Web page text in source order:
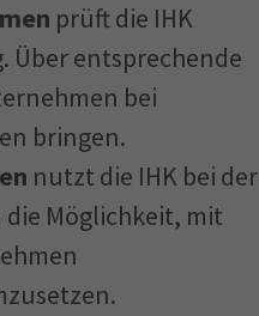
prüft die IHK
Über entsprechende
bei
bringen.
nutzt die IHK bei der
Möglichkeit, mit